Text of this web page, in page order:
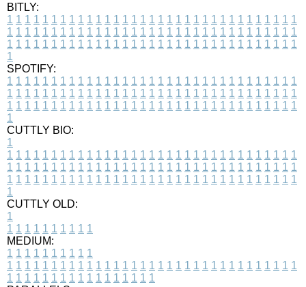
BITLY:
1 1 1 1 1 1 1 1 1 1 1 1 1 1 1 1 1 1 1 1 1 1 1 1 1 1 1 1 1 1 1 1 1
1 1 1 1 1 1 1 1 1 1 1 1 1 1 1 1 1 1 1 1 1 1 1 1 1 1 1 1 1 1 1 1 1
1 1 1 1 1 1 1 1 1 1 1 1 1 1 1 1 1 1 1 1 1 1 1 1 1 1 1 1 1 1 1 1 1
1
SPOTIFY:
1 1 1 1 1 1 1 1 1 1 1 1 1 1 1 1 1 1 1 1 1 1 1 1 1 1 1 1 1 1 1 1 1
1 1 1 1 1 1 1 1 1 1 1 1 1 1 1 1 1 1 1 1 1 1 1 1 1 1 1 1 1 1 1 1 1
1 1 1 1 1 1 1 1 1 1 1 1 1 1 1 1 1 1 1 1 1 1 1 1 1 1 1 1 1 1 1 1 1
1
CUTTLY BIO:
1
1 1 1 1 1 1 1 1 1 1 1 1 1 1 1 1 1 1 1 1 1 1 1 1 1 1 1 1 1 1 1 1 1
1 1 1 1 1 1 1 1 1 1 1 1 1 1 1 1 1 1 1 1 1 1 1 1 1 1 1 1 1 1 1 1 1
1 1 1 1 1 1 1 1 1 1 1 1 1 1 1 1 1 1 1 1 1 1 1 1 1 1 1 1 1 1 1 1 1
1
CUTTLY OLD:
1
1 1 1 1 1 1 1 1 1 1
MEDIUM:
1 1 1 1 1 1 1 1 1 1
1 1 1 1 1 1 1 1 1 1 1 1 1 1 1 1 1 1 1 1 1 1 1 1 1 1 1 1 1 1 1 1 1
1 1 1 1 1 1 1 1 1 1 1 1 1 1 1 1 1